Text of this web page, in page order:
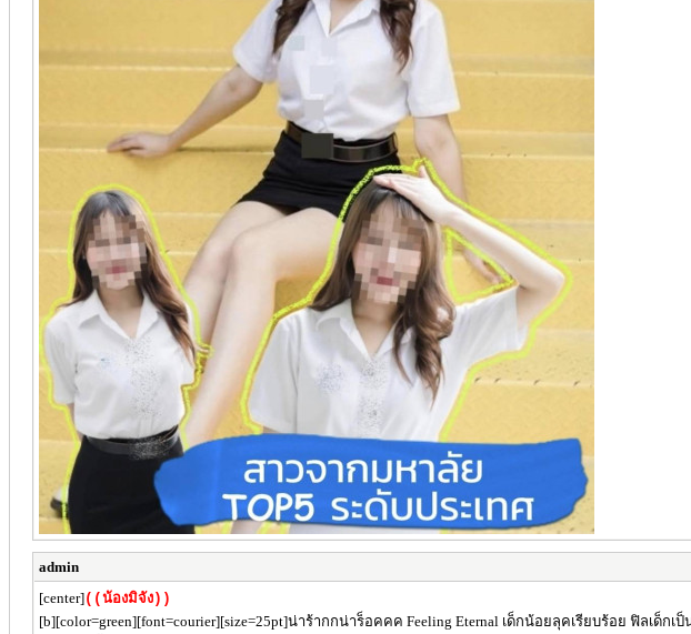
admin
[center]((น้องมิจัง))
[b][color=green][font=courier][size=25pt]น่าร้ากกน่าร็อคคค Feeling Eternal เด็กน้อยลุคเรียบร้อย ฟิลเ